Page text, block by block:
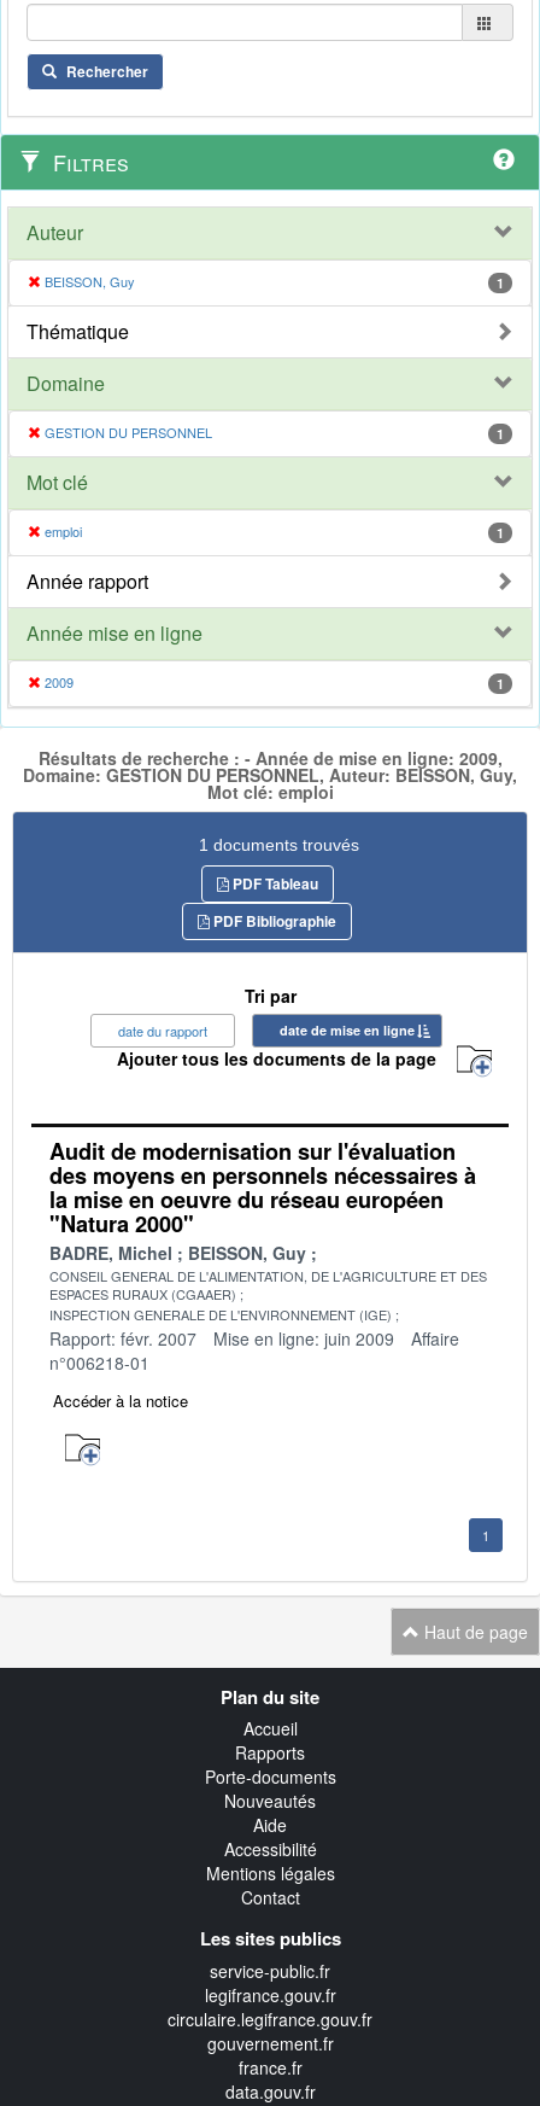
Rechercher
Filtres
Auteur
BEISSON, Guy 1
Thématique
Domaine
GESTION DU PERSONNEL 1
Mot clé
emploi 1
Année rapport
Année mise en ligne
2009 1
Résultats de recherche : - Année de mise en ligne: 2009,
Domaine: GESTION DU PERSONNEL, Auteur: BEISSON, Guy,
Mot clé: emploi
1 documents trouvés
PDF Tableau
PDF Bibliographie
Tri par
date du rapport date de mise en ligne
Ajouter tous les documents de la page
Audit de modernisation sur l'évaluation
des moyens en personnels nécessaires à
la mise en oeuvre du réseau européen
"Natura 2000"
BADRE, Michel BEISSON, Guy
CONSEIL GENERAL DE L'ALIMENTATION, DE L'AGRICULTURE ET DES
ESPACES RURAUX (CGAAER)
INSPECTION GENERALE DE L'ENVIRONNEMENT (IGE)
Rapport: févr. 2007 Mise en ligne: juin 2009
Affaire
n°006218-01
Accéder à la notice
1
Haut de page
Plan du site
Accueil
Rapports
Porte-documents
Nouveautés
Aide
Accessibilité
Mentions légales
Contact
Les sites publics
service-public.fr
legifrance.gouv.fr
circulaire.legifrance.gouv.fr
gouvernement.fr
france.fr
data.gouv.fr